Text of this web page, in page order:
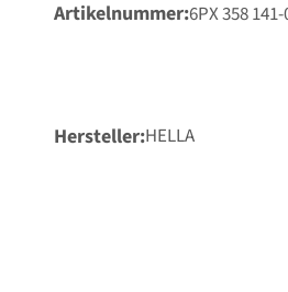
Artikelnummer 6PX 358
Hersteller HELLA